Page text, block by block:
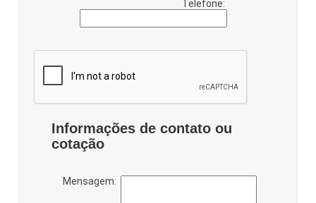
Telefone:
Informações de contato ou
cotação
Mensagem: